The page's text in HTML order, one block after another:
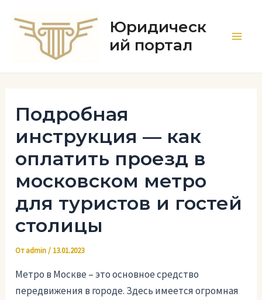
содержимому
Юридическ
ий портал
Подробная
инструкция — как
оплатить проезд в
московском метро
для туристов и гостей
столицы
Отadmin/ 13.01.2023
Метро в Москве – это основное средство
передвижения в городе. Здесь имеется огромная